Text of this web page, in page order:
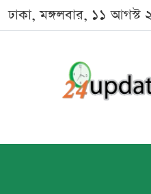
ঢাকা, মঙ্গলবার, ১১